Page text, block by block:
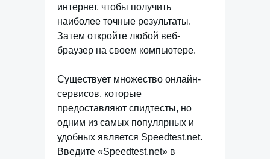
интернет, чтобы получить
наиболее точные результаты.
Затем откройте любой веб-
браузер на своем компьютере.
Существует множество онлайн-
сервисов, которые
предоставляют спидтесты, но
одним из самых популярных и
удобных является Speedtest.net.
Введите «Speedtest.net» в